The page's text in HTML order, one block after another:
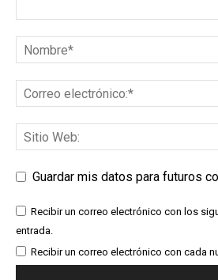
Guardar mis datos para futuros
Recibir un correo electrónico con los
entrada.
Recibir un correo electrónico con cada